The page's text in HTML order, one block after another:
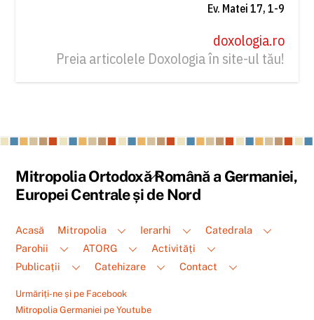
Ev. Matei 17, 1-9
doxologia.ro
Preia articolele Doxologia în site-ul tău!
Back
To
Mitropolia Ortodoxă Română a Germaniei,
Europei Centrale și de Nord
Acasă Mitropolia Ierarhi
Catedrala
Parohii
ATORG
Activități
Publicații
Catehizare Contact
Urmăriți-ne și pe Facebook
Mitropolia Germaniei pe Youtube